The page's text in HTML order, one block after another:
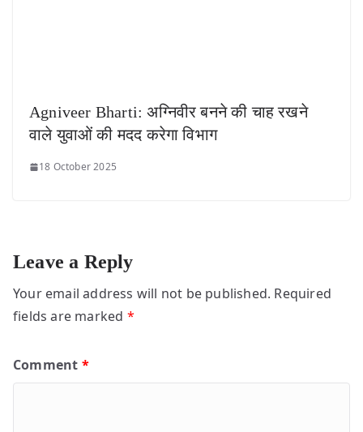
Agniveer Bharti: अग्निवीर बनने की चाह रखने
वाले युवाओं की मदद करेगा विभाग
18 October 2025
Leave a Reply
Your email address will not be published. Required
fields are marked *
Comment *